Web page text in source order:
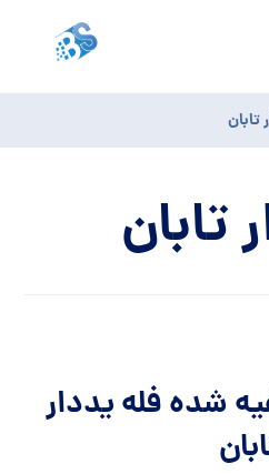
تابان
شده فله یددار